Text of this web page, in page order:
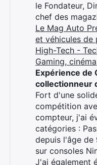
le Fondateur,
chef des
Le Mag Auto
et véhicules de
High-Tech -
Gaming,
Expérience de
collectionneur
Fort d'une
compétition
compteur, j'ai
catégories :
depuis l'âge de
sur consoles
J'ai également